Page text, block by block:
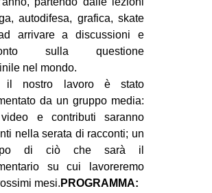
bsky
ms
SEARCH
autodifesa, grafica, skate
arrivare a discussioni e
sulla questione
nel mondo.
il nostro lavoro è stato
da un gruppo media:
e contributi saranno
nella serata di racconti; un
di ciò che sarà il
su cui lavoreremo
mesi. PROGRAMMA: